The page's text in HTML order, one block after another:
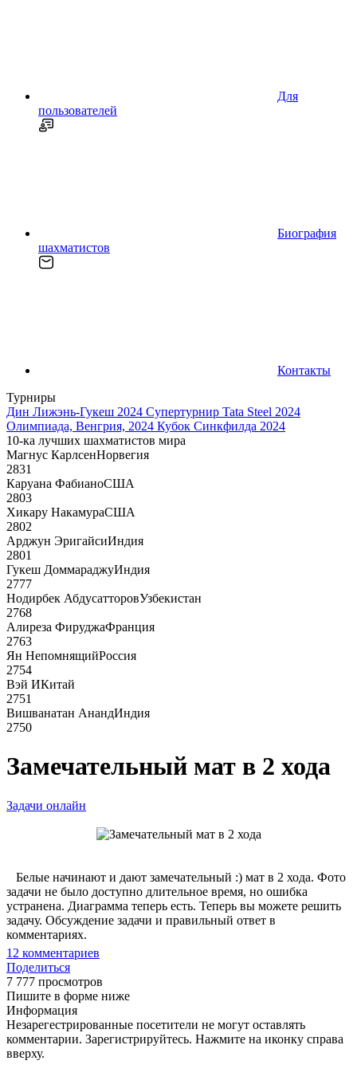
Для
пользователей
Биография
шахматистов
Контакты
Турниры
Дин Лижэнь-Гукеш 2024 Супертурнир Tata Steel 2024
Олимпиада, Венгрия, 2024 Кубок Синкфилда 2024
10-ка лучших шахматистов мира
Магнус КарлсенНорвегия
2831
Каруана ФабианоСША
2803
Хикару НакамураСША
2802
Арджун ЭригайсиИндия
2801
Гукеш ДоммараджуИндия
2777
Нодирбек АбдусатторовУзбекистан
2768
Алиреза ФируджаФранция
2763
Ян НепомнящийРоссия
2754
Вэй ИКитай
2751
Вишванатан АнандИндия
2750
Замечательный мат в 2 хода
Задачи онлайн
Белые начинают и дают замечательный :) мат в 2 хода. Фото
задачи не было доступно длительное время, но ошибка
устранена. Диаграмма теперь есть. Теперь вы можете решить
задачу. Обсуждение задачи и правильный ответ в
комментариях.
12 комментариев
Поделиться
7 777 просмотров
Пишите в форме ниже
Информация
Незарегестрированные посетители не могут оставлять
комментарии. Зарегистрируйтесь. Нажмите на иконку справа
вверху.